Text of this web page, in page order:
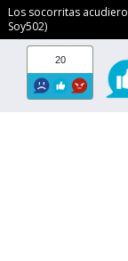
Los socorritas
Soy502)
20